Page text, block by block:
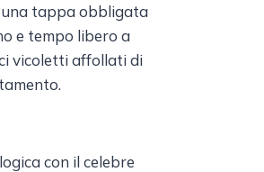
una tappa obbligata
e tempo libero a
vicoletti affollati di
con il celebre